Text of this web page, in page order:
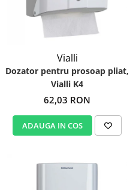
Vialli
Dozator pentru prosoap pliat,
Vialli K4
62,03 RON
ADAUGA IN COS